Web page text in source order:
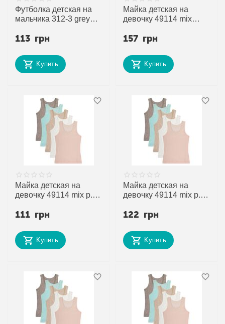
Футболка детская на
мальчика 312-3 grey
недорого оптом от
113 грн
Купить
Майка детская на
девочку 49114 mix
kids" недорого оптом
поставщика
157 грн
Купить
Майка детская на
девочку 49114 mix р.2-
недорого оптом от
111 грн
Купить
Майка детская на
девочку 49114 mix р.4-
недорого оптом от
122 грн
Купить